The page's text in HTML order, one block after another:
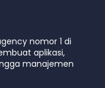
nomor 1 di
aplikasi,
manajemen